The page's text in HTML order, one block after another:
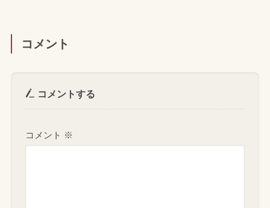
コメント
コメントする
コメント ※